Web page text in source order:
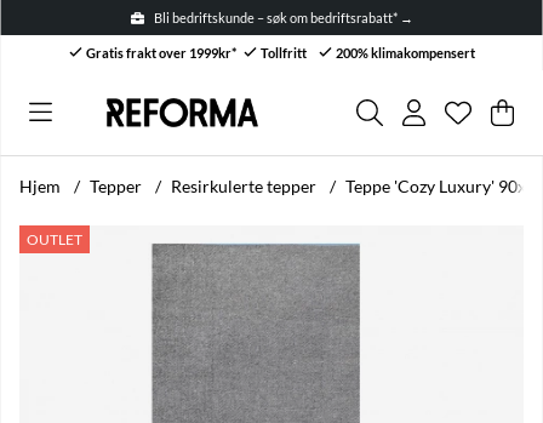
Bli bedriftskunde – søk om bedriftsrabatt* →
Gratis frakt over 1999kr* Tollfritt 200% klimakompensert
Antall i
. .
Hjem Tepper Resirkulerte tepper Teppe 'Cozy Luxury'
OUTLET
Produktbilder Teppe 'Cozy Luxury' 90x200cm - Grå